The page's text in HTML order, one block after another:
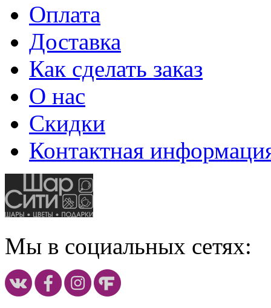
Оплата
Доставка
Как сделать заказ
О нас
Скидки
Контактная
Мы в социальных сетях: